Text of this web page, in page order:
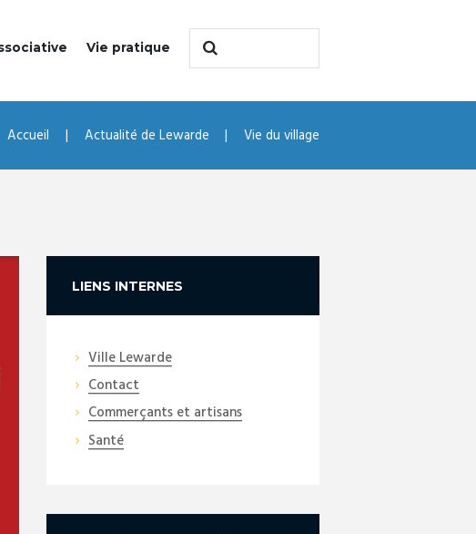
Vie pratique
Accueil Actualité de Lewarde Vie du village
LIENS INTERNES
Ville Lewarde
Contact
Commerçants et artisans
Santé